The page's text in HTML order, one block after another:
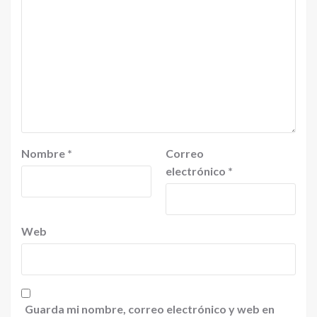
Nombre *
Correo
electrónico *
Web
Guarda mi nombre, correo electrónico y web en